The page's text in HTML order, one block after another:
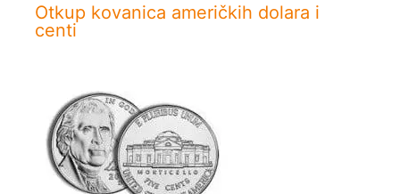
Otkup kovanica američkih dolara i
centi